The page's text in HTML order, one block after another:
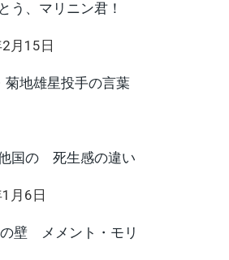
う、マリニン君！
月15日
菊地雄星投手の言葉
国の 死生感の違い
月6日
壁 メメント・モリ